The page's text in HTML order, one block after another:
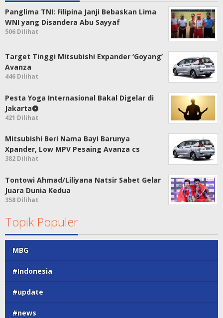
Panglima TNI: Filipina Janji Bebaskan Lima
WNI yang Disandera Abu Sayyaf
506 Dilihat
Target Tinggi Mitsubishi Expander ‘Goyang’
Avanza
446 Dilihat
Pesta Yoga Internasional Bakal Digelar di
Jakarta
421 Dilihat
Mitsubishi Beri Nama Bayi Barunya
Xpander, Low MPV Pesaing Avanza cs
382 Dilihat
Tontowi Ahmad/Liliyana Natsir Sabet Gelar
Juara Dunia Kedua
358 Dilihat
Topik Populer
MBG
#Indonesia
#update
#news